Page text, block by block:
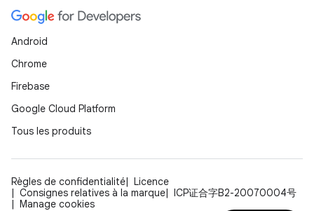
Android
Chrome
Firebase
Google Cloud Platform
Tous les produits
Règles de confidentialité
Licence
Consignes relatives à la marque
ICP证合字B2-20070004号
Manage cookies